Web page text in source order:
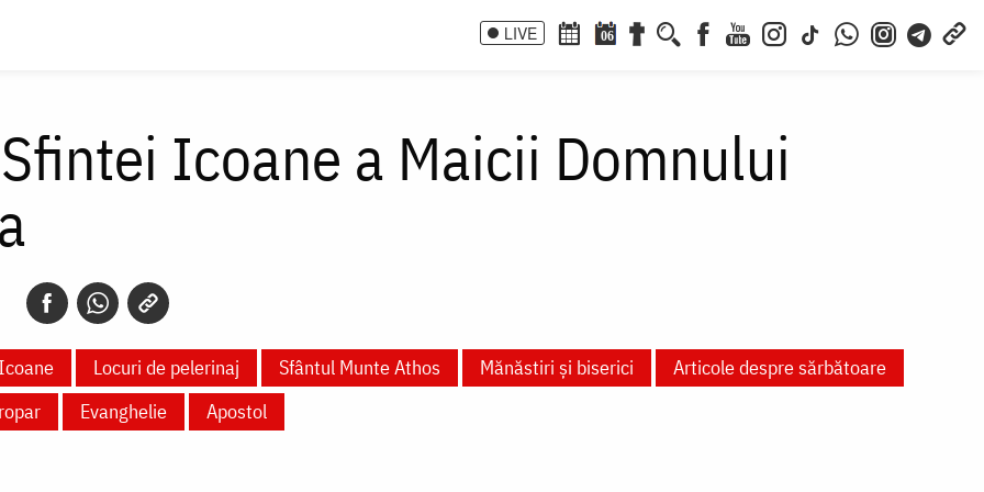
LIVE 06
Icoane a Maicii Domnului
Icoane Locuri de pelerinaj Sfântul Munte Athos Mănăstiri și biserici
Articole despre sărbătoare
Evanghelie Apostol